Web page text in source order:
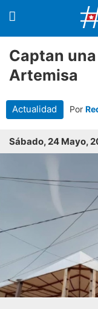
Captan
Artemisa
Actualidad Por
Sábado, 24 Mayo,